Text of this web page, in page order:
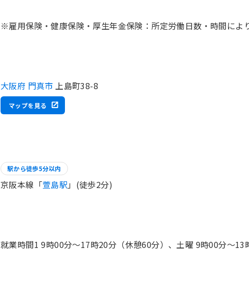
※雇用保険・健康保険・厚生年金保険：所定労働日数・時間によ
大阪府 門真市 上島町38-8
マップを見る
駅から徒歩5分以内
京阪本線「萱島駅 」(徒歩2分)
就業時間1 9時00分〜17時20分（休憩60分）、土曜 9時00分〜13